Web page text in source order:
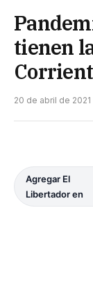
tienen
20 de abril de 2021
Agregar El
Libertador en